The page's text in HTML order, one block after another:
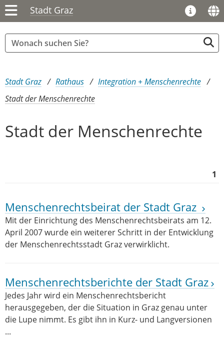
Stadt Graz
Sie sind hier:
Stadt Graz Rathaus
Integration + Menschenrechte
Stadt der Menschenrechte
Stadt der Menschenrechte
1
Menschenrechtsbeirat der Stadt Graz
Mit der Einrichtung des Menschenrechtsbeirats am 12.
April 2007 wurde ein weiterer Schritt in der Entwicklung
der Menschenrechtsstadt Graz verwirklicht.
Menschenrechtsberichte der Stadt Graz
Jedes Jahr wird ein Menschenrechtsbericht
herausgegeben, der die Situation in Graz genau unter
die Lupe nimmt. Es gibt ihn in Kurz- und Langversionen
...